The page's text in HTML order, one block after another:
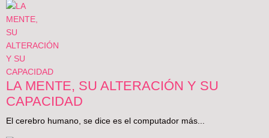
LA MENTE, SU ALTERACIÓN Y SU
CAPACIDAD
El cerebro humano, se dice es el computador más...